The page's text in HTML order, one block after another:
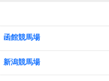
函館競馬場
新潟競馬場